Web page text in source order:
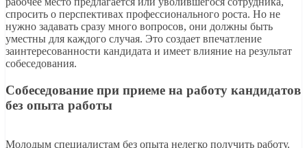
спросить о перспективах профессионального роста. Но не
нужно задавать сразу много вопросов, они должны быть
уместны для каждого случая. Это создает впечатление
заинтересованности кандидата и имеет влияние на результат
собеседования.
Собеседование при приеме на работу кандидатов
без опыта работы
Молодым специалистам без опыта нелегко получить работу.